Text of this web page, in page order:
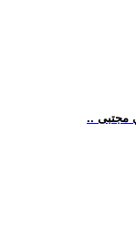
مجتبى